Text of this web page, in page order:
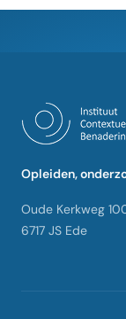
Opleiden,
Oude Kerkweg
6717 JS Ede